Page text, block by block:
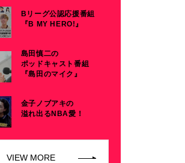
Bリーグ公認応援番組
『B MY HERO!』
島田慎二の
ポッドキャスト番組
『島田のマイク』
金子ノブアキの
溢れ出るNBA愛！
VIEW MORE